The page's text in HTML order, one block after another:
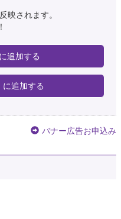
映されます。
追加する
に追加する
バナー広告お申込み